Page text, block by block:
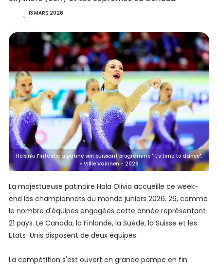
13 MARS 2026
Helsinki Fintastic a patiné son puissant programme "It's time to dance".
• Villle Vairinen - 2026
La majestueuse patinoire Hala Olivia accueille ce week-
end les championnats du monde juniors 2026. 26, comme
le nombre d'équipes engagées cette année représentant
21 pays. Le Canada, la Finlande, la Suède, la Suisse et les
Etats-Unis disposent de deux équipes.
La compétition s'est ouvert en grande pompe en fin